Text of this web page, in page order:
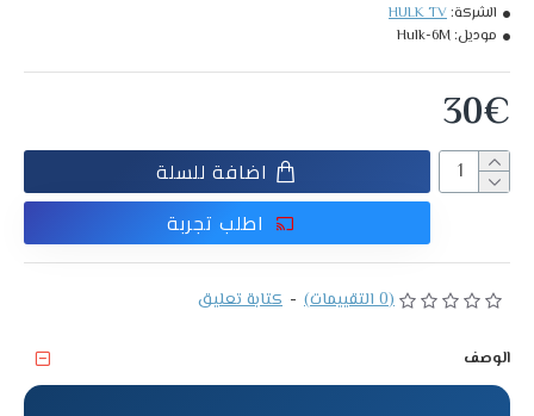
(0 التقييمات) - كتابة تعليق
30€
الشركة: HULK TV
موديل: Hulk-6M
اضافة للسلة
اطلب تجربة
الوصف